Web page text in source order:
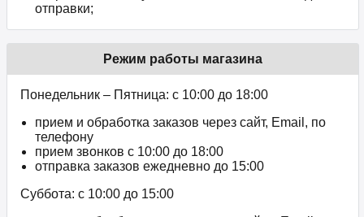
отправки;
Режим работы магазина
Понедельник – Пятница: с 10:00 до 18:00
прием и обработка заказов через сайт, Email, по
телефону
прием звонков c 10:00 до 18:00
отправка заказов ежедневно до 15:00
Суббота: с 10:00 до 15:00